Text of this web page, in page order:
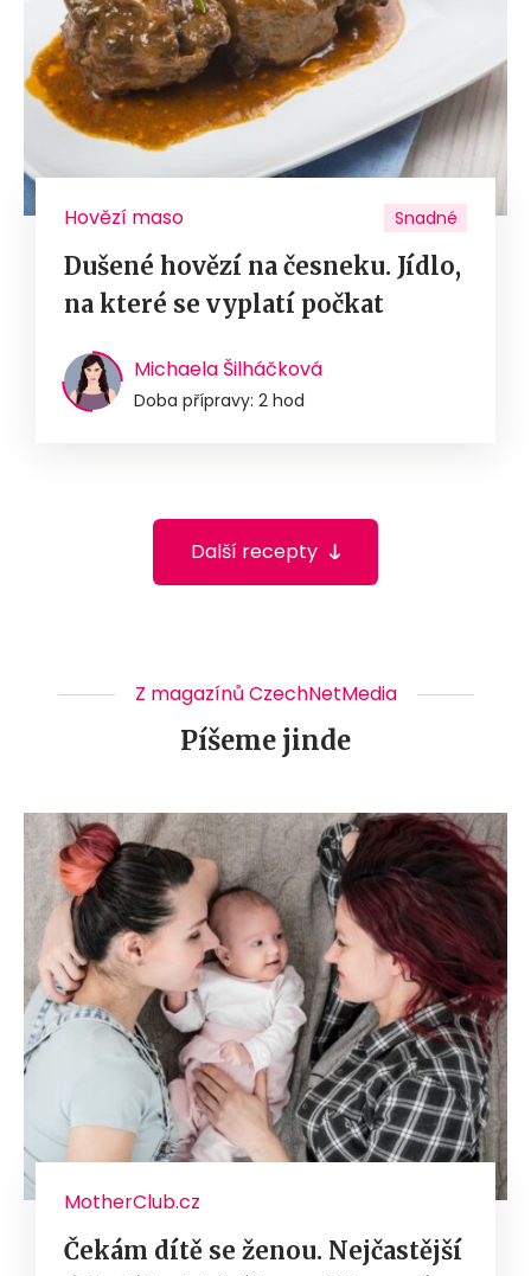
Hovězí maso Snadné
Dušené hovězí na česneku. Jídlo,
na které se vyplatí počkat
Michaela Šilháčková
Doba přípravy: 2 hod
Další recepty
Z magazínů CzechNetMedia
Píšeme jinde
MotherClub.cz
Čekám dítě se ženou. Nejčastější